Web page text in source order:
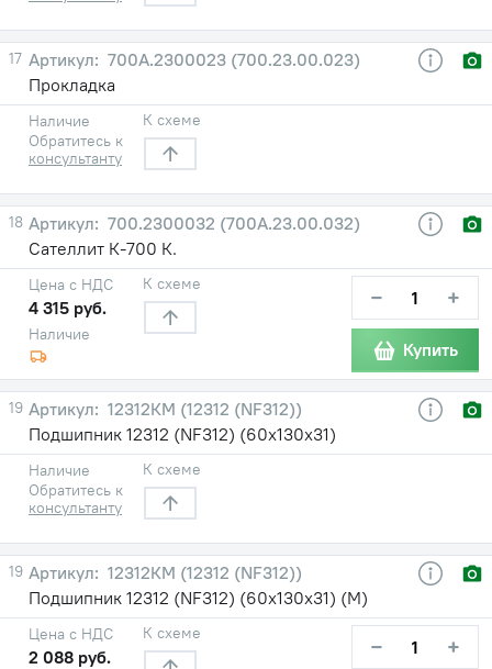
17
700А.2300023 (700.23.00.023)
Прокладка
Наличие
Обратитесь к
консультанту
К схеме
18
700.2300032 (700А.23.00.032)
Сателлит К-700 К.
Наличие
Цена с НДС
4 315 руб.
К схеме − +
Купить
19
12312КМ (12312 (NF312))
Подшипник 12312 (NF312) (60х130х31)
Наличие
Обратитесь к
консультанту
К схеме
19
12312КМ (12312 (NF312))
Подшипник 12312 (NF312) (60х130х31) (М)
Цена с НДС
2 088 руб.
К схеме − +